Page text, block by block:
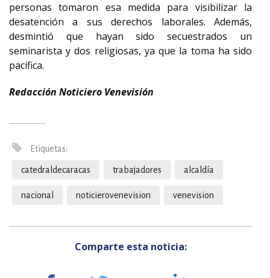
personas tomaron esa medida para visibilizar la
desatención a sus derechos laborales. Además,
desmintió que hayan sido secuestrados un
seminarista y dos religiosas, ya que la toma ha sido
pacífica.
Redacción Noticiero Venevisión
Etiquetas:
catedraldecaracas trabajadores alcaldía
nacional noticierovenevision venevision
Comparte esta noticia: